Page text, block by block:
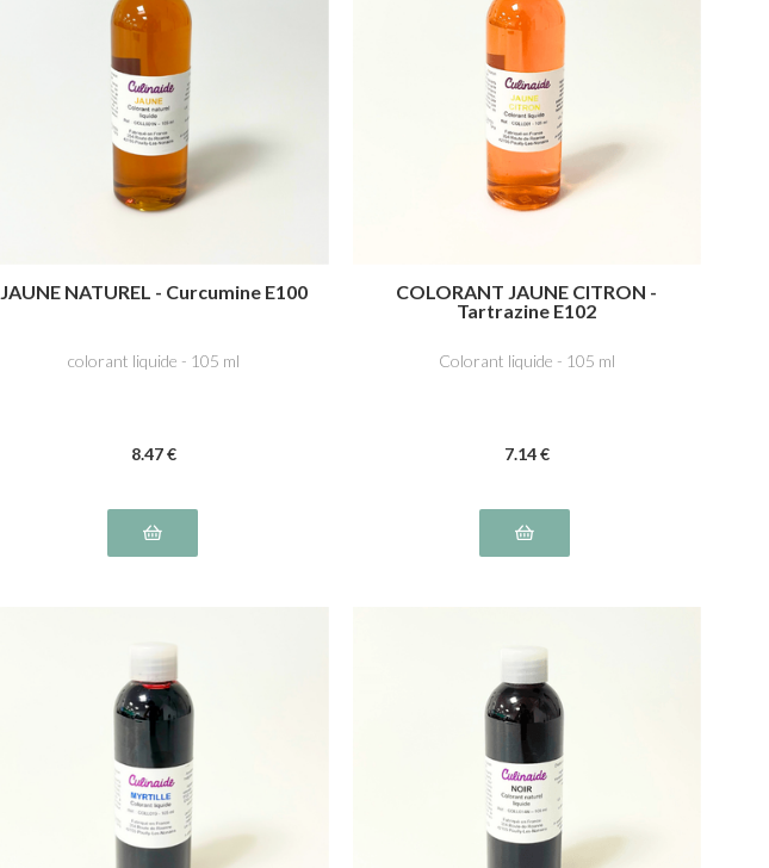
JAUNE NATUREL - Curcumine E100
colorant liquide - 105 ml
8.47€
COLORANT JAUNE CITRON -
Tartrazine E102
Colorant liquide - 105 ml
7.14€